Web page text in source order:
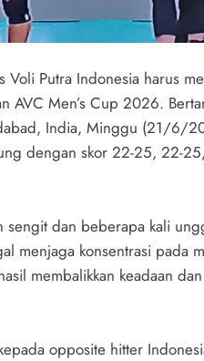
Voli Putra Indonesia harus
AVC Men’s Cup 2026.
India, Minggu (21/6/
dengan skor 22-25, 22-
sengit dan beberapa kali
menjaga konsentrasi pada
membalikkan keadaan dan
opposite hitter